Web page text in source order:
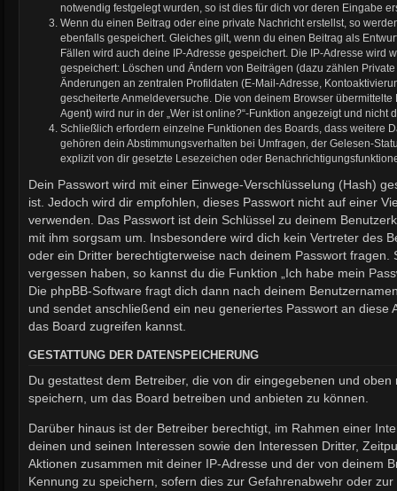
notwendig festgelegt wurden, so ist dies für dich vor deren Eingabe
Wenn du einen Beitrag oder eine private Nachricht erstellst, so
ebenfalls gespeichert. Gleiches gilt, wenn du einen Beitrag als
Fällen wird auch deine IP-Adresse gespeichert. Die IP-Adresse wird
gespeichert: Löschen und Ändern von Beiträgen (dazu zählen
Änderungen an zentralen Profildaten (E-Mail-Adresse,
gescheiterte Anmeldeversuche. Die von deinem Browser
Agent) wird nur in der „Wer ist online?“-Funktion angezeigt und nicht
Schließlich erfordern einzelne Funktionen des Boards, dass weitere
gehören dein Abstimmungsverhalten bei Umfragen, der Gelesen-
explizit von dir gesetzte Lesezeichen oder
Dein Passwort wird mit einer Einwege-Verschlüsselung (Hash)
ist. Jedoch wird dir empfohlen, dieses Passwort nicht auf einer
verwenden. Das Passwort ist dein Schlüssel zu deinem
mit ihm sorgsam um. Insbesondere wird dich kein Vertreter des
oder ein Dritter berechtigterweise nach deinem Passwort fragen.
vergessen haben, so kannst du die Funktion „Ich habe mein
Die phpBB-Software fragt dich dann nach deinem
und sendet anschließend ein neu generiertes Passwort an diese
das Board zugreifen kannst.
GESTATTUNG DER DATENSPEICHERUNG
Du gestattest dem Betreiber, die von dir eingegebenen und
speichern, um das Board betreiben und anbieten zu können.
Darüber hinaus ist der Betreiber berechtigt, im Rahmen einer
deinen und seinen Interessen sowie den Interessen Dritter,
Aktionen zusammen mit deiner IP-Adresse und der von deinem
Kennung zu speichern, sofern dies zur Gefahrenabwehr oder zur